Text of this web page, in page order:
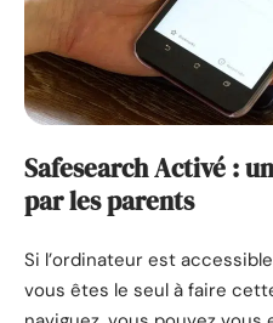
Safesearch Activé :
par les parents
Si l’ordinateur est
vous êtes le seul à faire